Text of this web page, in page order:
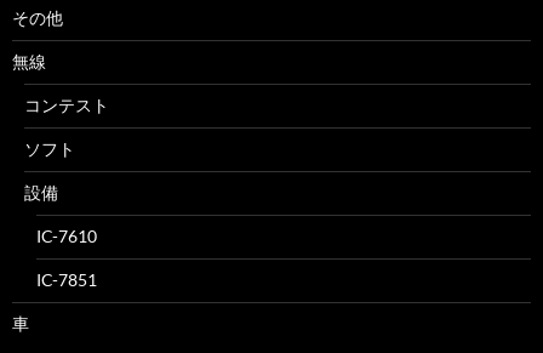
その他
無線
コンテスト
ソフト
設備
IC-7610
IC-7851
車